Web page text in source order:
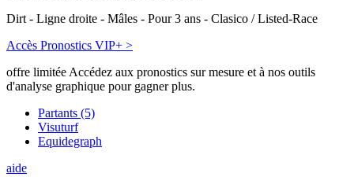
Dirt - Ligne droite - Mâles - Pour 3 ans - Clasico / Listed-Race
Accès Pronostics VIP+ >
offre limitée Accédez aux pronostics sur mesure et à nos outils
d'analyse graphique pour gagner plus.
Partants (5)
Visuturf
Equidegraph
aide